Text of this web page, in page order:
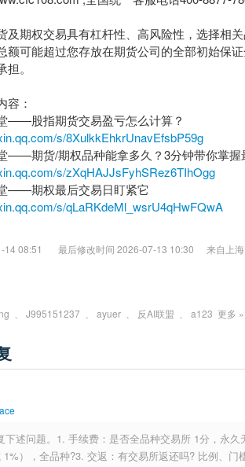
及期权交易具有杠杆性、高风险性，选择相
额可能超过您存放在期货公司的全部初始保
。
容：
——股指期货交易盈亏怎么计算？
s/8XulkkEhkrUnavEfsbP59g
——期货/期权品种能拿多久？3分钟带你掌握
s/zXqHAJJsFyhSRez6TIhOgg
——期权最后交易日盯紧它
s/qLaRKdeMl_wsrU4qHwFQwA
14 08:51 最后修改时间 2026-07-13 10:30 来自上海
J995151237 ayuer 反AI联盟 a123 更多 »
下述问题。1. 手续费：是否全品种交易所 1分，永
1%），全品种?3. 交返：有交易所返还吗? 比例、门